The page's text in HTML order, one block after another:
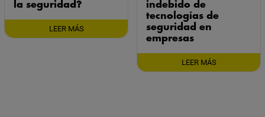
la seguridad?
LEER MÁS
indebido de
tecnologías de
seguridad en
empresas
LEER MÁS